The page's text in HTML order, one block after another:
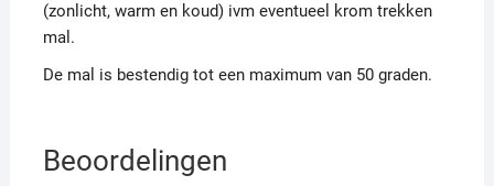
(zonlicht, warm en koud) ivm eventueel krom trekken
mal.
De mal is bestendig tot een maximum van 50 graden.
Beoordelingen